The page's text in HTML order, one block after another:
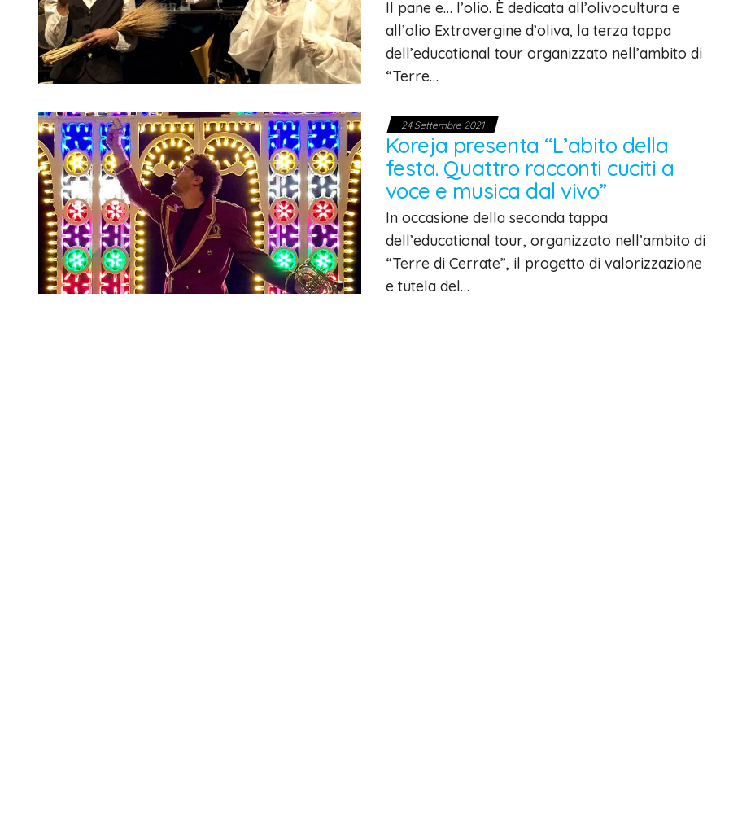
Il pane e… l’olio. È dedicata all’olivocultura e
all’olio Extravergine d’oliva, la terza tappa
dell’educational tour organizzato nell’ambito di
“Terre…
24 Settembre 2021
Koreja presenta “L’abito della
festa. Quattro racconti cuciti a
voce e musica dal vivo”
In occasione della seconda tappa
dell’educational tour, organizzato nell’ambito di
“Terre di Cerrate”, il progetto di valorizzazione
e tutela del…